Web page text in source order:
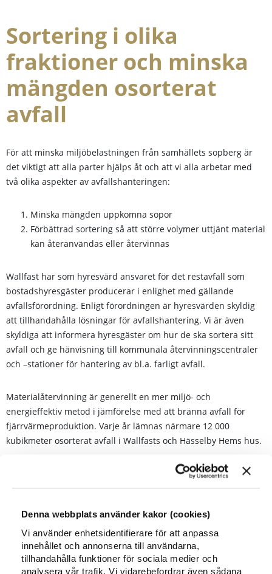
Denna webbplats använder kakor (cookies)
Vi använder enhetsidentifierare för att anpassa
innehållet och annonserna till användarna,
tillhandahålla funktioner för sociala medier och
analysera vår trafik. Vi vidarebefordrar även sådana
Sortering i olika
fraktioner och minska
mängden osorterat
avfall
För att minska miljöbelastningen från samhällets sopberg är
det viktigt att alla parter hjälps åt och att vi alla arbetar med
två olika aspekter av avfallshanteringen:
Minska mängden uppkomna sopor
Förbättrad sortering så att större volymer uttjänt material
kan återanvändas eller återvinnas
Wallfast har som hyresvärd ansvaret för det restavfall som
bostadshyresgäster producerar i enlighet med gällande
avfallsförordning. Enligt förordningen är hyresvärden skyldig
att tillhandahålla lösningar för avfallshantering. Vi är även
skyldiga att informera hyresgäster om hur de ska sortera sitt
avfall och ge hänvisning till kommunala återvinningscentraler
och –stationer för hantering av bl.a. farligt avfall.
Materialåtervinning är generellt en mer miljö- och
energieffektiv metod i jämförelse med att bränna avfall för
fjärrvärmeproduktion. Varje år lämnas närmare 12 000
kubikmeter osorterat avfall i Wallfasts och Hässelby Hems hus.
Wallfast har som miljömål att minska volymen osorterat avfall i
nära samarbete med de aktörer som hämtar vårt avfall samt
genom informationskampanjer.
I vår verksamhet finns miljörum att tillgå i varje